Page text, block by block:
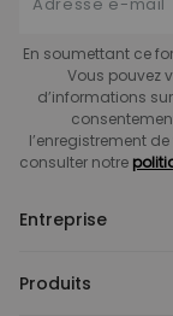
En soumettant ce
Vous pouvez
d’informations
l’enregistrement
consulter notre
Entreprise
Produits